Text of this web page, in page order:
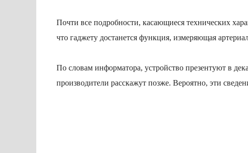
Почти все подробности, касающиеся технических
что гаджету достанется функция, измеряющая
По словам информатора, устройство презентуют в
производители расскажут позже. Вероятно, эти